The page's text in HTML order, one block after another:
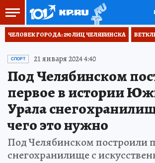
ЧЕЛОВЕК ГОРОДА: 290 ЛИЦ ЧЕЛЯБИНСКА
СПОРТ 21 января 2024 4:40
Под Челябинском
первое в истории
Урала
чего это нужно
Под Челябинском построили
снегохранилище с